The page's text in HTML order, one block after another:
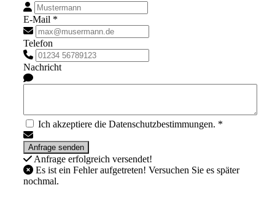
E-Mail *
Telefon
Nachricht
Ich akzeptiere die Datenschutzbestimmungen. *
Anfrage erfolgreich versendet!
Es ist ein Fehler aufgetreten! Versuchen Sie es später
nochmal.